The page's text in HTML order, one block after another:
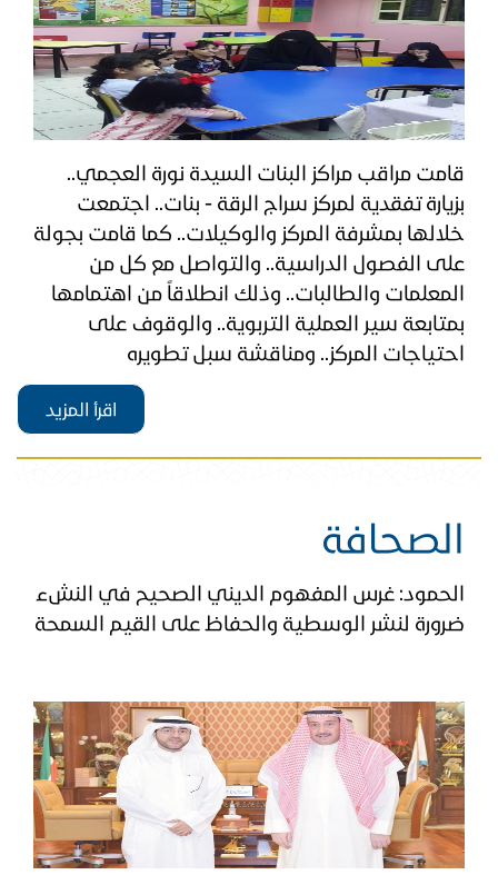
​قامت مراقب مراكز البنات السيدة نورة العجمي..
بزيارة تفقدية لمركز سراج الرقة - بنات.. اجتمعت
خلالها بمشرفة المركز والوكيلات.. كما قامت بجولة
على الفصول الدراسية.. والتواصل مع كل من
المعلمات والطالبات.. وذلك انطلاقاً من اهتمامها
بمتابعة سير العملية التربوية.. والوقوف على
احتياجات المركز.. ومناقشة سبل تطويره
اقرأ المزيد
الصحافة
الحمود: غرس المفهوم الديني الصحيح في النشء
ضرورة لنشر الوسطية والحفاظ على القيم السمحة